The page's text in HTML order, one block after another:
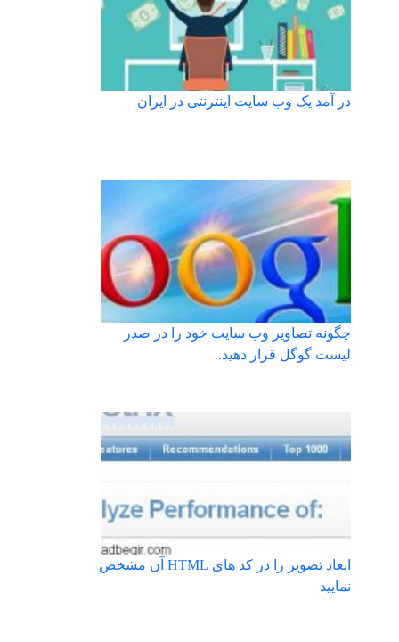
در آمد یک وب سایت اینترنتی در ایران
چگونه تصاویر وب سایت خود را در صدر
لیست گوگل قرار دهید.
ابعاد تصویر را در کد های HTML آن مشخص
نمایید